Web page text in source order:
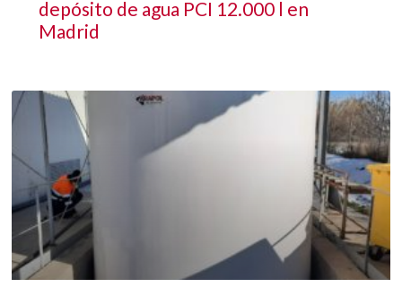
depósito de agua PCI 12.000 l en
Madrid